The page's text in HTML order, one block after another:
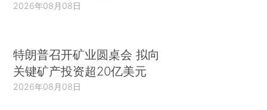
2026年08月08日
特朗普召开矿业圆桌会 拟向
关键矿产投资超20亿美元
2026年08月08日